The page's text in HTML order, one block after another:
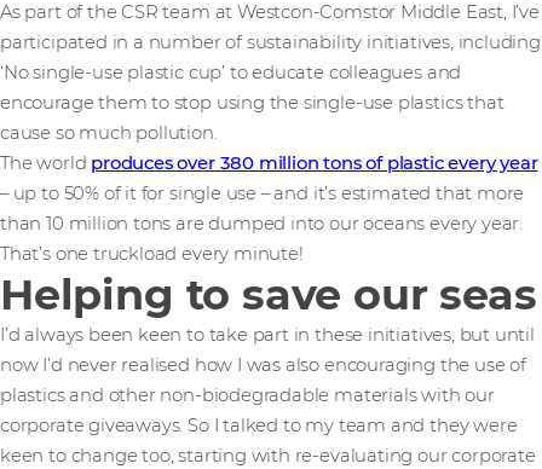
As part of the CSR team at Westcon-Comstor Middle East, I’ve
participated in a number of sustainability initiatives, including
‘No single-use plastic cup’ to educate colleagues and
encourage them to stop using the single-use plastics that
cause so much pollution.
The world produces over 380 million tons of plastic every year
– up to 50% of it for single use – and it’s estimated that more
than 10 million tons are dumped into our oceans every year.
That’s one truckload every minute!
Helping to save our seas
I’d always been keen to take part in these initiatives, but until
now I’d never realised how I was also encouraging the use of
plastics and other non-biodegradable materials with our
corporate giveaways. So I talked to my team and they were
keen to change too, starting with re-evaluating our corporate